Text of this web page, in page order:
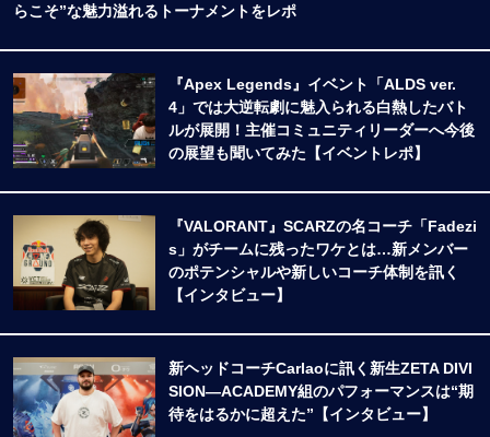
らこそ”な魅力溢れるトーナメントをレポ
『Apex Legends』イベント「ALDS ver.
4」では大逆転劇に魅入られる白熱したバト
ルが展開！主催コミュニティリーダーへ今後
の展望も聞いてみた【イベントレポ】
『VALORANT』SCARZの名コーチ「Fadezi
s」がチームに残ったワケとは…新メンバー
のポテンシャルや新しいコーチ体制を訊く
【インタビュー】
新ヘッドコーチCarlaoに訊く新生ZETA DIVI
SION―ACADEMY組のパフォーマンスは“期
待をはるかに超えた”【インタビュー】